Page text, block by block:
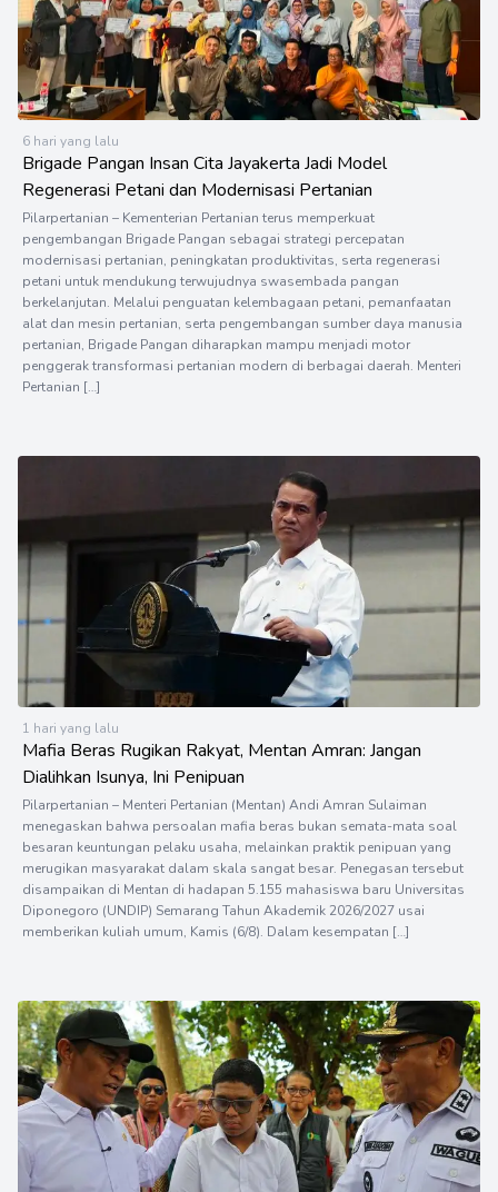
6 hari yang lalu
Brigade Pangan Insan Cita Jayakerta Jadi Model
Regenerasi Petani dan Modernisasi Pertanian
Pilarpertanian – Kementerian Pertanian terus memperkuat
pengembangan Brigade Pangan sebagai strategi percepatan
modernisasi pertanian, peningkatan produktivitas, serta regenerasi
petani untuk mendukung terwujudnya swasembada pangan
berkelanjutan. Melalui penguatan kelembagaan petani, pemanfaatan
alat dan mesin pertanian, serta pengembangan sumber daya manusia
pertanian, Brigade Pangan diharapkan mampu menjadi motor
penggerak transformasi pertanian modern di berbagai daerah. Menteri
Pertanian […]
1 hari yang lalu
Mafia Beras Rugikan Rakyat, Mentan Amran: Jangan
Dialihkan Isunya, Ini Penipuan
Pilarpertanian – Menteri Pertanian (Mentan) Andi Amran Sulaiman
menegaskan bahwa persoalan mafia beras bukan semata-mata soal
besaran keuntungan pelaku usaha, melainkan praktik penipuan yang
merugikan masyarakat dalam skala sangat besar. Penegasan tersebut
disampaikan di Mentan di hadapan 5.155 mahasiswa baru Universitas
Diponegoro (UNDIP) Semarang Tahun Akademik 2026/2027 usai
memberikan kuliah umum, Kamis (6/8). Dalam kesempatan […]